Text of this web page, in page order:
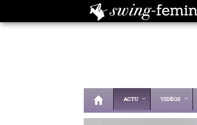
ACTU VIDÉOS